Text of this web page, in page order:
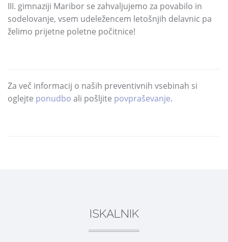
III. gimnaziji Maribor se zahvaljujemo za povabilo in
sodelovanje, vsem udeležencem letošnjih delavnic pa
želimo prijetne poletne počitnice!
Za več informacij o naših preventivnih vsebinah si
oglejte ponudbo ali pošljite povpraševanje.
ISKALNIK